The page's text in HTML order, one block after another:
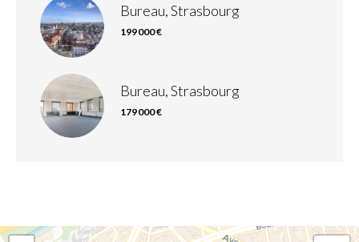
Bureau, Strasbourg
199 000 €
Bureau, Strasbourg
179 000 €